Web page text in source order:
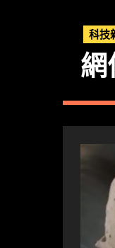
科技